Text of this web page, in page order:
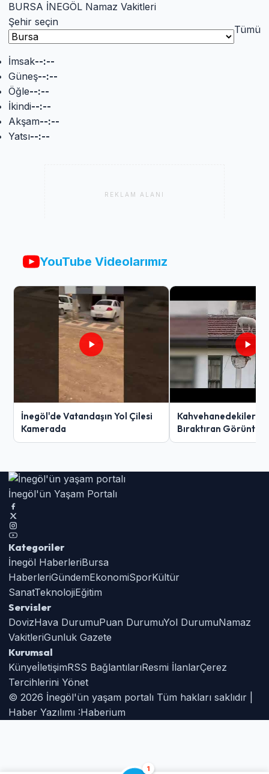
1
BURSA İNEGÖL Namaz Vakitleri
Şehir seçin
Tümü
İmsak--:--
Güneş--:--
Öğle--:--
İkindi--:--
Akşam--:--
Yatsı--:--
REKLAM ALANI
YouTube Videolarımız
İnegöl'de Vatandaşın Yol Çilesi
Kamerada
Kahvehanedekiler
Bıraktıran Görüntü!
İnegöl'ün Yaşam Portalı
Kategoriler
İnegöl HaberleriBursa
HaberleriGündemEkonomiSporKültür
SanatTeknolojiEğitim
Servisler
DovizHava DurumuPuan DurumuYol DurumuNamaz
VakitleriGunluk Gazete
Kurumsal
KünyeİletişimRSS BağlantılarıResmi İlanlarÇerez
Tercihlerini Yönet
© 2026 İnegöl'ün yaşam portalı Tüm hakları saklıdır |
Haber Yazılımı :Haberium